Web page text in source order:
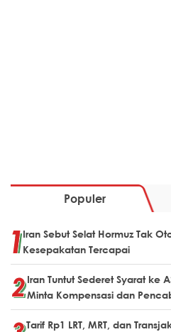
Populer
Iran Sebut Selat Hormuz Tak
Kesepakatan Tercapai
Iran Tuntut Sederet Syarat ke
Minta Kompensasi dan
Tarif Rp1 LRT, MRT, dan